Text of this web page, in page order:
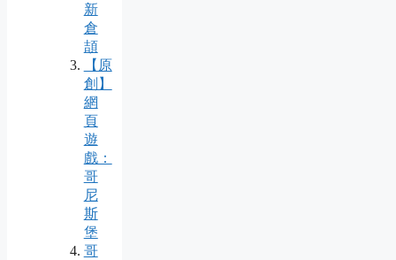
新
倉
頡
【原
創】
網
頁
遊
戲：
哥
尼
斯
堡
哥